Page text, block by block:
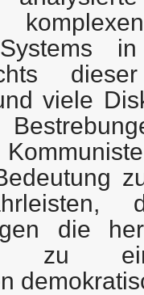
Systems
viele
die
zu